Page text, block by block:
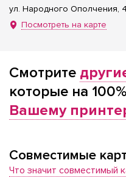
ул. Народного Ополчения,
Посмотреть на карте
Смотрите
которые на
Вашему
Совместимые
Что значит совместимый